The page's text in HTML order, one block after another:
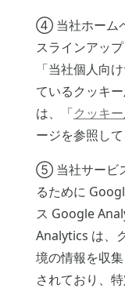
④ 当社ホーム
スラインアッ
「当社個人向
ているクッキ
は、「クッキ
ージを参照して
⑤ 当社サービ
るために
ス Google
Analytics は、
境の情報を収
されており、